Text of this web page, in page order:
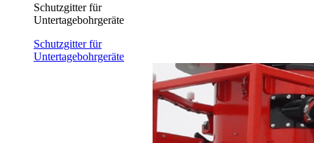
Schutzgitter für
Untertagebohrgeräte
Schutzgitter für
Untertagebohrgeräte